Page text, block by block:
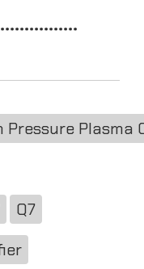
Pressure Plasma
Q7